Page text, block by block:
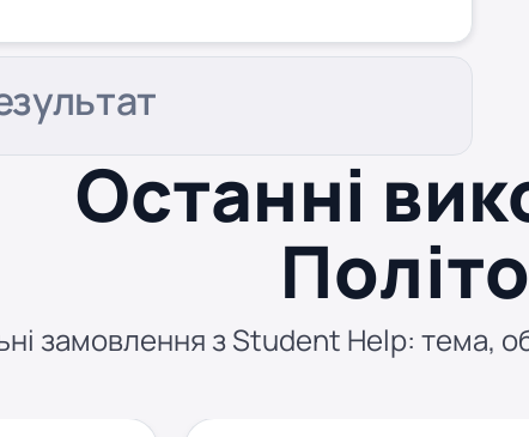
Останні
замовлення з Student Help: тема,